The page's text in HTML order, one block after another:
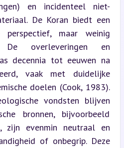
en incidenteel niet-
De Koran biedt een
perspectief, maar weinig
De overleveringen en
decennia tot eeuwen na
vaak met duidelijke
doelen (Cook, 1983).
vondsten blijven
bronnen, bijvoorbeeld
zijn evenmin neutraal en
of onbegrip. Deze